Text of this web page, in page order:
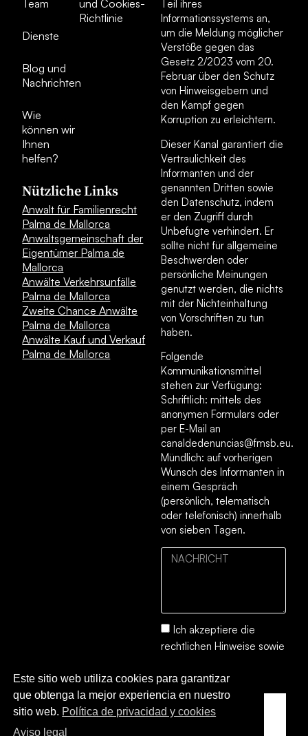
Team
Dienste
Blog und
Nachrichten
Wie
können wir
Ihnen
helfen?
und Cookies-
Richtlinie
Nützliche Links
Anwalt für Familienrecht
Palma de Mallorca
Anwaltsgemeinschaft der
Eigentümer Palma de
Mallorca
Anwälte Verkehrsunfälle
Palma de Mallorca
Zweite Chance Anwälte
Palma de Mallorca
Anwälte Kauf und Verkauf
Palma de Mallorca
Teil ihres
Informationssystems an,
um die Meldung möglicher
Verstöße gegen das
Gesetz 2/2023 vom 20.
Februar über den Schutz
von Hinweisgebern und
den Kampf gegen
Korruption zu erleichtern.
Dieser Kanal garantiert die
Vertraulichkeit des
Informanten und der
genannten Dritten sowie
den Datenschutz, indem
er den Zugriff durch
Unbefugte verhindert. Er
sollte nicht für allgemeine
Beschwerden oder
persönliche Meinungen
genutzt werden, die nichts
mit der Nichteinhaltung
von Vorschriften zu tun
haben.
Folgende
Kommunikationsmittel
stehen zur Verfügung:
Schriftlich: mittels des
anonymen Formulars oder
per E-Mail an
canaldedenuncias@fmsb.eu.
Mündlich: auf vorherigen
Wunsch des Informanten in
einem Gespräch
(persönlich, telematisch
oder telefonisch) innerhalb
von sieben Tagen.
Ich akzeptiere die
rechtlichen Hinweise sowie
Cookie-Richtlinie.
SENDEN
Este sitio web utiliza cookies para garantizar
que obtenga la mejor experiencia en nuestro
sitio web. Política de privacidad y cookies
Aviso legal